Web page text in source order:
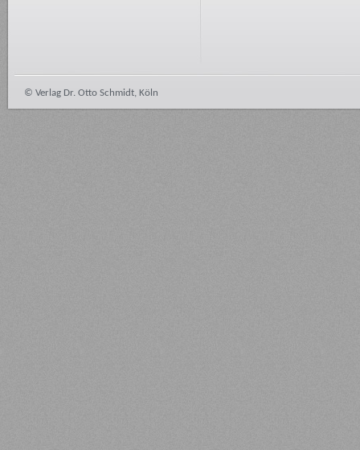
© Verlag Dr. Otto Schmidt, Köln